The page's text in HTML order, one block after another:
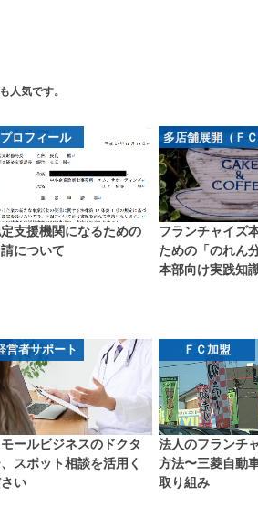
人気です。
プロフィール
支援機関になるための
について
多店舗展開（ＦＣ
フランチャイズ
ための「のれん
本部向け実践知
営者サポート
モールビジネスのドクタ
スポット相談を活用く
い
ＦＣ加盟
法人のフランチ
方法〜三菱自動
取り組み